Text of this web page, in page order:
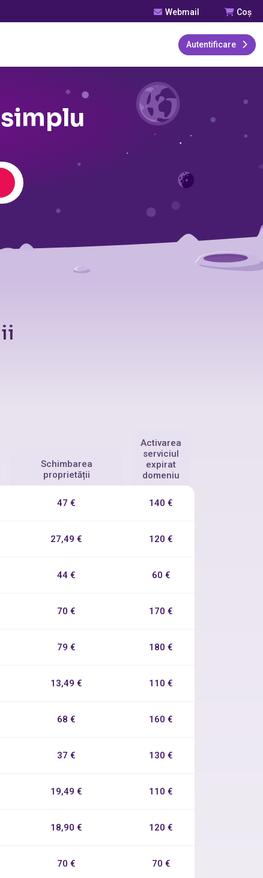
Webmail Coș
Autentificare
Schimbarea
proprietății
Activarea
serviciul
expirat
domeniu
47 € 140 €
27,49 € 120 €
44 € 60 €
70 € 170 €
79 € 180 €
13,49 € 110 €
68 € 160 €
37 € 130 €
19,49 € 110 €
18,90 € 120 €
70 € 70 €